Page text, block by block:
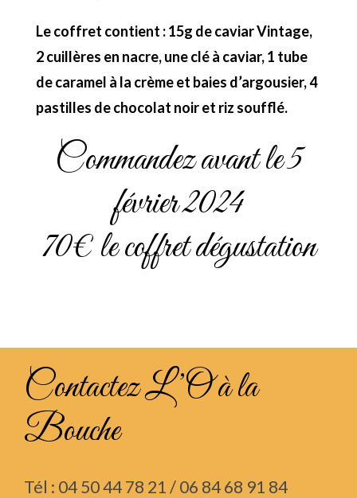
Le coffret contient : 15g de caviar Vintage,
2 cuillères en nacre, une clé à caviar, 1 tube
de caramel à la crème et baies d’argousier, 4
pastilles de chocolat noir et riz soufflé.
Commandez avant le 5
février 2024
70€ le coffret dégustation
Contactez L’O à la
Bouche
Tél : 04 50 44 78 21 / 06 84 68 91 84